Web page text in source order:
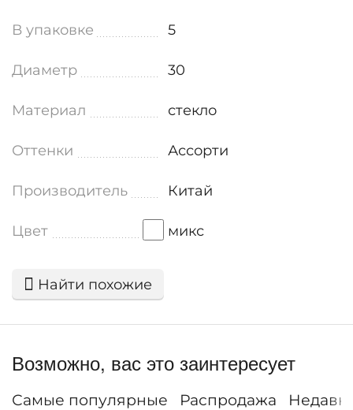
В упаковке 5
Диаметр 30
Материал стекло
Оттенки Ассорти
Производитель Китай
Цвет микс
Найти похожие
Возможно, вас это заинтересует
Самые популярные Распродажа